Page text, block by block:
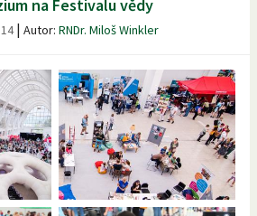
na Festivalu vědy
| Autor: RNDr. Miloš Winkler